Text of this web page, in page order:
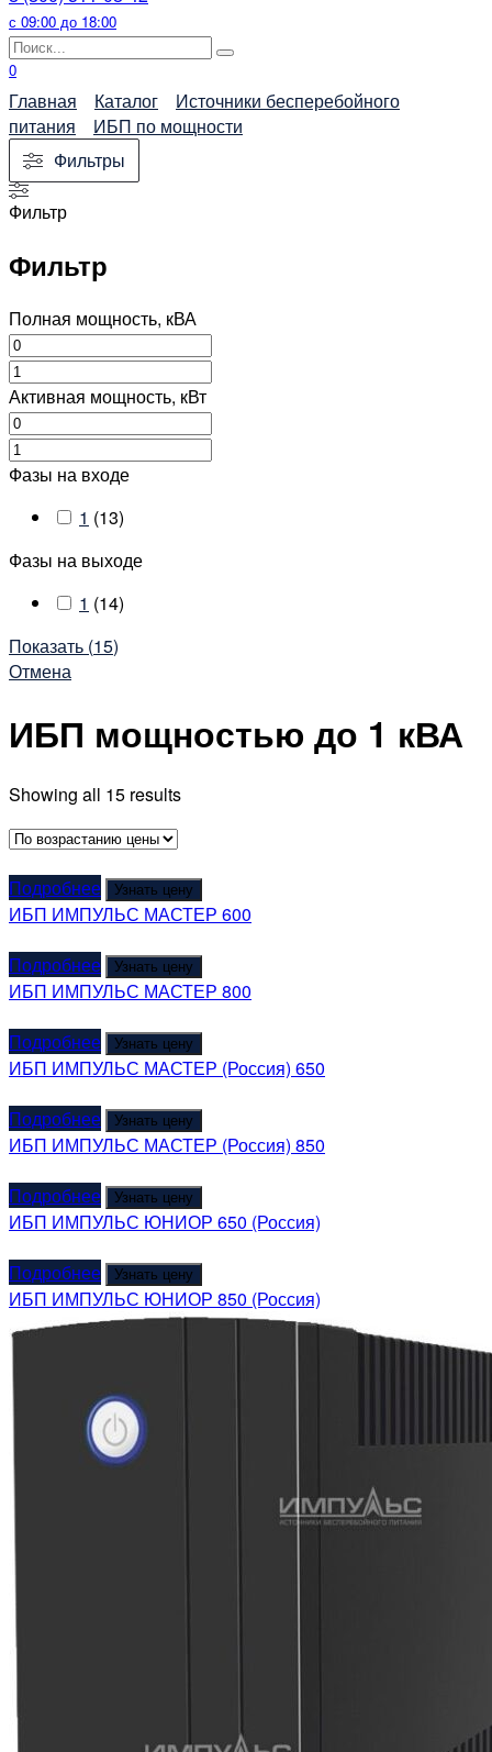
с 09:00 до 18:00
Search
for:
0
Главная Каталог
Источники бесперебойного
питания
ИБП по мощности
Фильтры
Фильтр
Фильтр
Полная мощность, кВА
Активная мощность, кВт
Фазы на входе
1 (13)
Фазы на выходе
1 (14)
Показать (15)
Отмена
ИБП мощностью до 1 кВА
Showing all 15 results
Подробнее Узнать цену
ИБП ИМПУЛЬС МАСТЕР 600
Подробнее
Узнать цену
ИБП ИМПУЛЬС МАСТЕР 800
Подробнее
Узнать цену
ИБП ИМПУЛЬС МАСТЕР (Россия) 650
Подробнее
Узнать цену
ИБП ИМПУЛЬС МАСТЕР (Россия) 850
Подробнее
Узнать цену
ИБП ИМПУЛЬС ЮНИОР 650 (Россия)
Подробнее
Узнать цену
ИБП ИМПУЛЬС ЮНИОР 850 (Россия)